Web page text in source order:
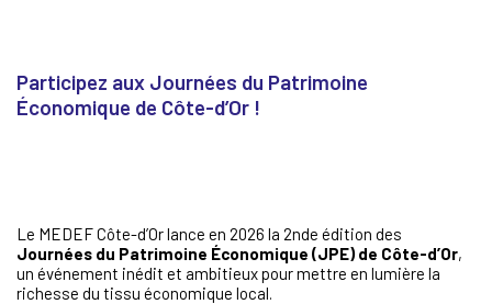
Participez aux Journées du Patrimoine
Économique de Côte-d’Or !
Le MEDEF Côte-d’Or lance en 2026 la 2nde édition des
Journées du Patrimoine Économique (JPE) de Côte-d’Or,
un événement inédit et ambitieux pour mettre en lumière la
richesse du tissu économique local.